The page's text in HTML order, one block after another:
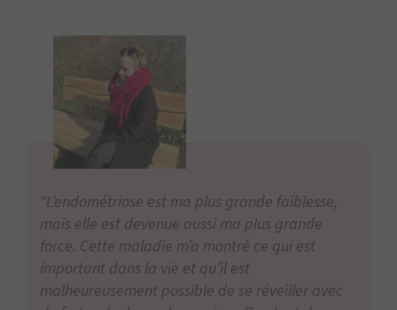
"L’endométriose est ma plus grande faiblesse,
mais elle est devenue aussi ma plus grande
force. Cette maladie m’a montré ce qui est
important dans la vie et qu’il est
malheureusement possible de se réveiller avec